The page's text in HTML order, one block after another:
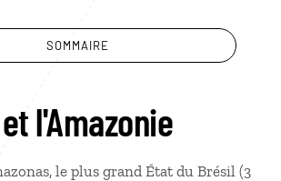
SOMMAIRE
l'Amazonie
le plus grand État du Brésil (3